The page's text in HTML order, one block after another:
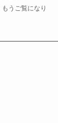
うご覧になり